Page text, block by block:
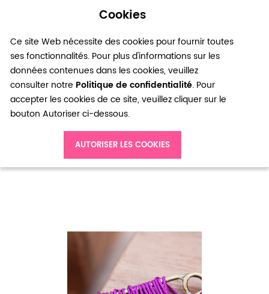
Cookies
Ce site Web nécessite des cookies pour fournir toutes
ses fonctionnalités. Pour plus d'informations sur les
données contenues dans les cookies, veuillez
consulter notre Politique de confidentialité. Pour
accepter les cookies de ce site, veuillez cliquer sur le
bouton Autoriser ci-dessous.
AUTORISER LES COOKIES
0
Cordon Nylon 0.8mm Violet intense x 8m